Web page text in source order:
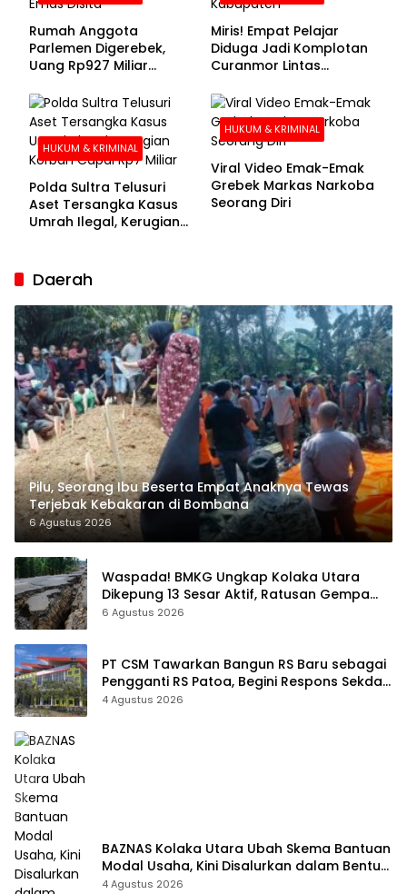
Rumah Anggota
Parlemen Digerebek,
Uang Rp927 Miliar
Miris! Empat Pelajar
Diduga Jadi Komplotan
Curanmor Lintas
HUKUM & KRIMINAL
Polda Sultra Telusuri
Aset Tersangka Kasus
Umrah Ilegal, Kerugian
HUKUM & KRIMINAL
Viral Video Emak-Emak
Grebek Markas Narkoba
Seorang Diri
Daerah
Pilu, Seorang Ibu Beserta Empat Anaknya Tewas
Terjebak Kebakaran di Bombana
6 Agustus 2026
Waspada! BMKG Ungkap Kolaka Utara
Dikepung 13 Sesar Aktif, Ratusan Gempa
Sudah Terekam
6 Agustus 2026
PT CSM Tawarkan Bangun RS Baru sebagai
Pengganti RS Patoa, Begini Respons Sekda
Kolut
4 Agustus 2026
BAZNAS Kolaka Utara Ubah Skema Bantuan
Modal Usaha, Kini Disalurkan dalam Bentuk
Barang Senilai Rp419,5 Juta
4 Agustus 2026